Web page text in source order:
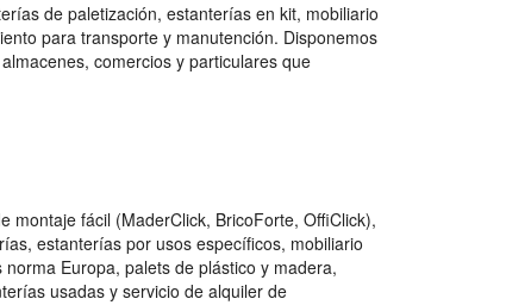
de paletización, estanterías en kit, mobiliario
para transporte y manutención. Disponemos
comercios y particulares que
montaje fácil (MaderClick, BricoForte, OffiClick),
estanterías por usos específicos, mobiliario
Europa, palets de plástico y madera,
usadas y servicio de alquiler de